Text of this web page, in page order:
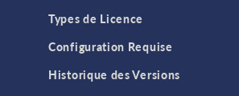
Types de Licence
Configuration Requise
Historique des Versions